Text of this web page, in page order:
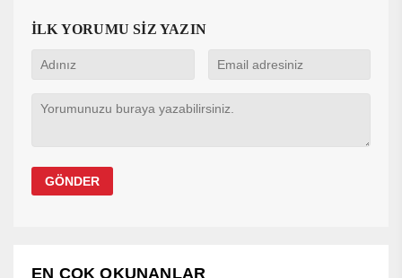
İLK YORUMU SİZ YAZIN
EN ÇOK OKUNANLAR